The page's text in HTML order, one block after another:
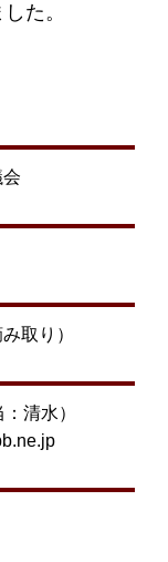
た。
取り）
清水）